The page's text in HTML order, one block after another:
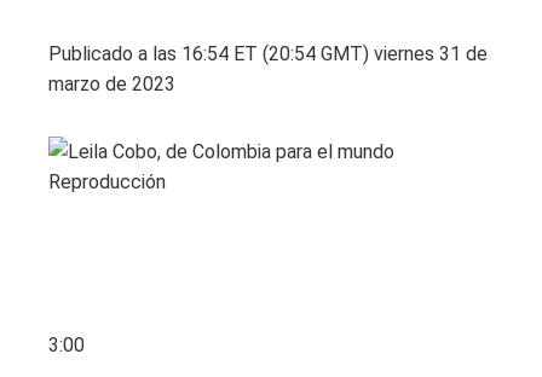
Publicado a las 16:54 ET (20:54 GMT) viernes 31 de
marzo de 2023
Reproducción
3:00